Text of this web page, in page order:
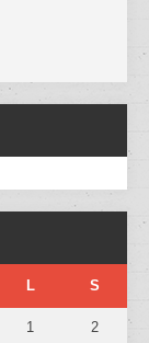
L S
1 2